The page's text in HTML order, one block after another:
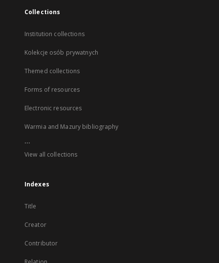
Collections
Institution collections
Kolekcje osób prywatnych
Themed collections
Forms of resources
Electronic resources
Warmia and Mazury bibliography
...
View all collections
Indexes
Title
Creator
Contributor